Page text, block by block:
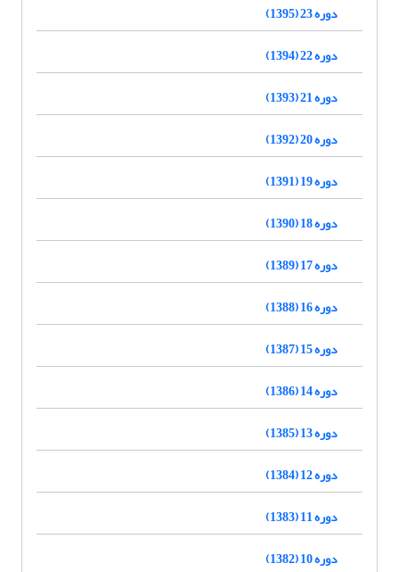
دوره 23 (1395)
دوره 22 (1394)
دوره 21 (1393)
دوره 20 (1392)
دوره 19 (1391)
دوره 18 (1390)
دوره 17 (1389)
دوره 16 (1388)
دوره 15 (1387)
دوره 14 (1386)
دوره 13 (1385)
دوره 12 (1384)
دوره 11 (1383)
دوره 10 (1382)